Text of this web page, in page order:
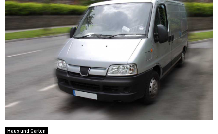
Haus und Garten